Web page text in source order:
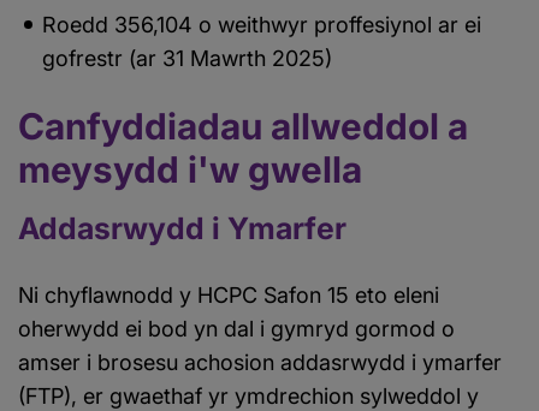
Roedd 356,104 o weithwyr proffesiynol ar ei
gofrestr (ar 31 Mawrth 2025)
Canfyddiadau allweddol a
meysydd i'w gwella
Addasrwydd i Ymarfer
Ni chyflawnodd y HCPC Safon 15 eto eleni
oherwydd ei bod yn dal i gymryd gormod o
amser i brosesu achosion addasrwydd i ymarfer
(FTP), er gwaethaf yr ymdrechion sylweddol y